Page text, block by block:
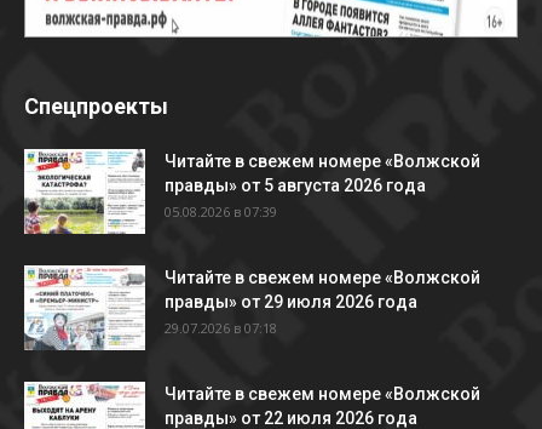
Спецпроекты
Читайте в свежем номере «Волжской
правды» от 5 августа 2026 года
05.08.2026 в 07:39
Читайте в свежем номере «Волжской
правды» от 29 июля 2026 года
29.07.2026 в 07:18
Читайте в свежем номере «Волжской
правды» от 22 июля 2026 года